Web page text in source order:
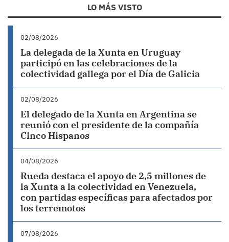
LO MÁS VISTO
02/08/2026
La delegada de la Xunta en Uruguay
participó en las celebraciones de la
colectividad gallega por el Día de Galicia
02/08/2026
El delegado de la Xunta en Argentina se
reunió con el presidente de la compañía
Cinco Hispanos
04/08/2026
Rueda destaca el apoyo de 2,5 millones de
la Xunta a la colectividad en Venezuela,
con partidas específicas para afectados por
los terremotos
07/08/2026